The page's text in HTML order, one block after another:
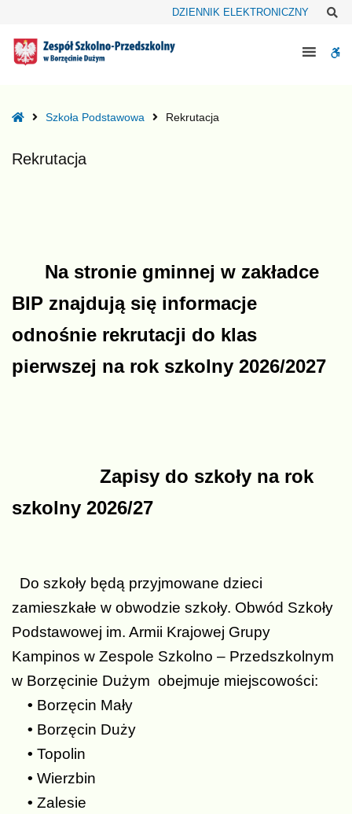
DZIENNIK ELEKTRONICZNY
HomeSzkoła Podstawowa Rekrutacja
Rekrutacja
Na stronie gminnej w zakładce
BIP znajdują się informacje
odnośnie rekrutacji do klas
pierwszej na rok szkolny 2026/2027
Zapisy do szkoły na rok
szkolny 2026/27
Do szkoły będą przyjmowane dzieci
zamieszkałe w obwodzie szkoły. Obwód Szkoły
Podstawowej im. Armii Krajowej Grupy
Kampinos w Zespole Szkolno – Przedszkolnym
w Borzęcinie Dużym obejmuje miejscowości:
• Borzęcin Mały
• Borzęcin Duży
• Topolin
• Wierzbin
• Zalesie